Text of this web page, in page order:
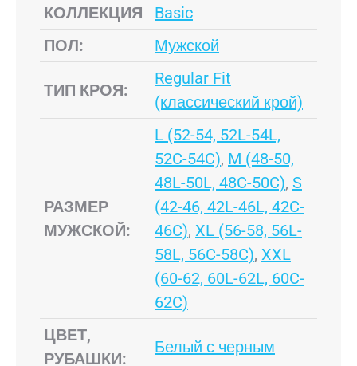
КОЛЛЕКЦИЯ
Basic
ПОЛ:
Мужской
ТИП КРОЯ:
Regular Fit
(классический крой)
РАЗМЕР
МУЖСКОЙ:
L (52-54, 52L-54L,
52C-54C), M (48-50,
48L-50L, 48C-50C), S
(42-46, 42L-46L, 42C-
46C), XL (56-58, 56L-
58L, 56C-58C), XXL
(60-62, 60L-62L, 60C-
62C)
ЦВЕТ,
РУБАШКИ:
Белый с черным